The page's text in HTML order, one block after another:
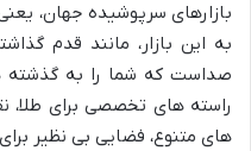
بازارهای سرپوشیده جهان،
به این بازار، مانند قدم
صداست که شما را به گذشته
راسته های تخصصی برای طلا،
های متنوع، فضایی بی نظیر